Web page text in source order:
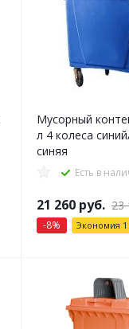
Мусорный
л 4 колеса
синяя
Есть в
21 260 руб. 23
-8% Экономия